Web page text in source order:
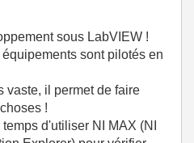
sous LabVIEW !
sont pilotés en
vaste, il permet de faire
!
d'utiliser NI MAX (NI